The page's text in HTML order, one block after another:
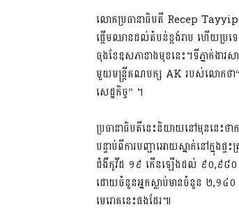
លោកប្រធានាធិបតី Recep Tayyip
ផ្តើមឈានដល់តំបន់ខ្ពង់រាប ហើយប្រ
ចុងខែឧសភាខាងមុខនេះ។ទីភ្នាក់ង
មួយមន្រ្តីគណបក្ស AK របស់លោកថា“
សេដ្ឋកិច្ច” ។
ប្រធានាធិបតីនេះនិយាយនៅមុននេះថា
បន្ទាប់ពីការបញ្ជាអោយស្នាក់នៅក្នុងផ្
ជំងឺកូវីដ ១៩ កើនឡើងដល់ ៩០,៩៨០
ដោយចំនួនអ្នកស្លាប់មានចំនួន ២,១៤០
មេរោគនេះផងដែរ៕